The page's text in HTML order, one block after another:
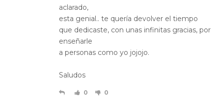
aclarado,
esta genial.. te quería devolver el tiempo
que dedicaste, con unas infinitas gracias, por
enseñarle
a personas como yo jojojo.
Saludos
0 0